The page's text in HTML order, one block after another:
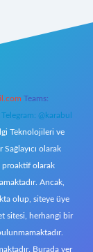
Teams:
Telegram: @karabul
Teknolojileri ve
olarak
proaktif olarak
Ancak,
olup, siteye üye
sitesi, herhangi bir
Burada yer